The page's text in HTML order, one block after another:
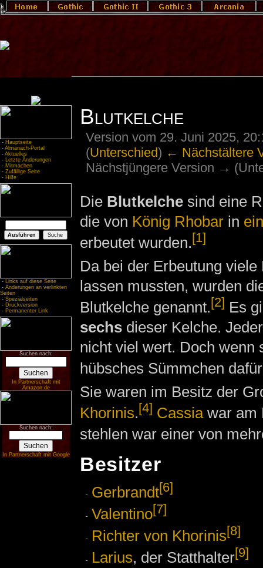
- Hauptseite
- Almanach-Portal
- Aktuelles
- Letzte Änderungen
- Mitmachen
- Zufällige Seite
- Hilfe
- Links auf diese Seite
- Änderungen an verlinkten
Seiten
- Spezialseiten
- Druckversion
- Permanenter Link
Suchen nach:
In Partnerschaft mit
Amazon.de
Suchen nach:
In Partnerschaft mit Google
Blutkelche
Version vom 29. Juni 2025,
(Unterschied) ← Nächstältere
Nächstjüngere Version →
Die Blutkelchesind eine
die von König Rhobarin
erbeutet wurden.[1]
Da bei der Erbeutung
lassen mussten, wurden
Blutkelche genannt.[2] Es
sechsdieser Kelche.
nicht viel wert. Doch wenn
hübsches Sümmchen
Sie waren im Besitz der
Khorinis.[4] Cassiawar am
stehlen war einer von
Besitzer
Gerbrandt[6]
Valentino[7]
Richter von Khorinis[8]
Larius, der Statthalter[9]